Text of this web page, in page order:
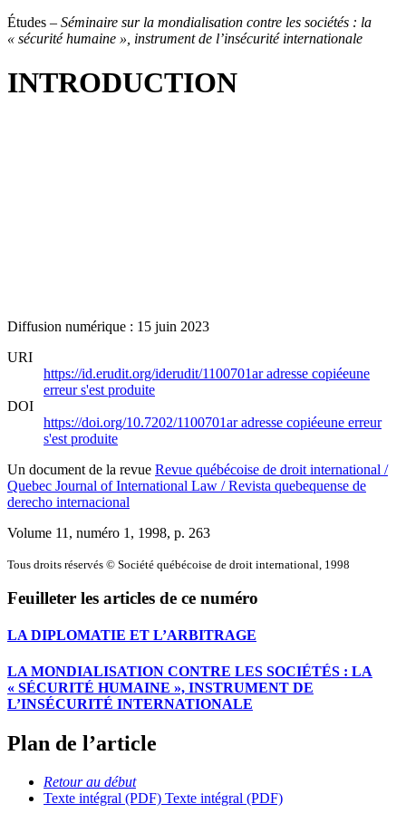
Études – Séminaire sur la mondialisation contre les sociétés : la
« sécurité humaine », instrument de l’insécurité internationale
INTRODUCTION
Diffusion numérique : 15 juin 2023
URI
https://id.erudit.org/iderudit/1100701aradresse copiéeune
erreur s'est produite
DOI
https://doi.org/10.7202/1100701aradresse copiéeune erreur
s'est produite
Un document de la revue Revue québécoise de droit international /
Quebec Journal of International Law / Revista quebequense de
derecho internacional
Volume 11, numéro 1, 1998, p. 263
Tous droits réservés © Société québécoise de droit international, 1998
Feuilleter les articles de ce numéro
LA DIPLOMATIE ET L’ARBITRAGE
LA MONDIALISATION CONTRE LES SOCIÉTÉS : LA
« SÉCURITÉ HUMAINE », INSTRUMENT DE
L’INSÉCURITÉ INTERNATIONALE
Plan de l’article
Retour au début
Texte intégral (PDF) Texte intégral (PDF)